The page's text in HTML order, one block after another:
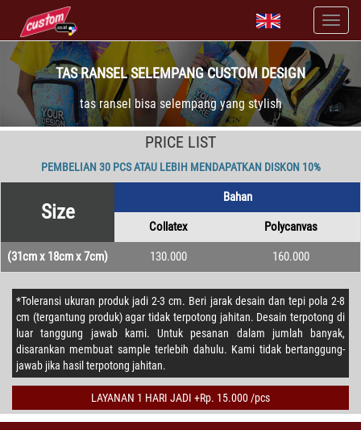
TAS RANSEL SELEMPANG CUSTOM DESIGN
tas ransel bisa selempang yang stylish
PRICE LIST
PEMBELIAN 30 PCS ATAU LEBIH MENDAPATKAN DISKON 10%
Size
Bahan
Collatex Polycanvas
(31cm x 18cm x 7cm) 130.000 160.000
*Toleransi ukuran produk jadi 2-3 cm. Beri jarak desain dan tepi pola 2-8
cm (tergantung produk) agar tidak terpotong jahitan. Desain terpotong di
luar tanggung jawab kami. Untuk pesanan dalam jumlah banyak,
disarankan membuat sample terlebih dahulu. Kami tidak bertanggung-
jawab jika hasil terpotong jahitan.
LAYANAN 1 HARI JADI +Rp. 15.000 /pcs